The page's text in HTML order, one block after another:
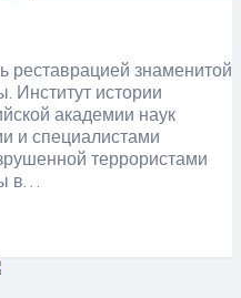
реставрацией знаменитой
Институт истории
академии наук
и специалистами
террористами
в…